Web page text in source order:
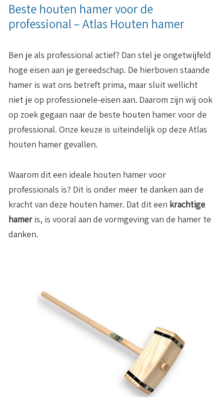
Beste houten hamer voor de
professional – Atlas Houten hamer
Ben je als professional actief? Dan stel je ongetwijfeld
hoge eisen aan je gereedschap. De hierboven staande
hamer is wat ons betreft prima, maar sluit wellicht
niet je op professionele-eisen aan. Daarom zijn wij ook
op zoek gegaan naar de beste houten hamer voor de
professional. Onze keuze is uiteindelijk op deze Atlas
houten hamer gevallen.
Waarom dit een ideale houten hamer voor
professionals is? Dit is onder meer te danken aan de
kracht van deze houten hamer. Dat dit een krachtige
hameris, is vooral aan de vormgeving van de hamer te
danken.